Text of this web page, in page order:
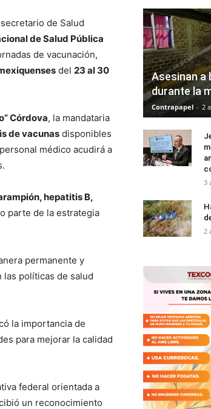
de Salud
de Salud Pública
de vacunación,
del 23 al 30
Córdova, la mandataria
de vacunas disponibles
médico acudirá a
hepatitis B,
parte de la estrategia
permanente y
políticas de salud
la importancia de
para mejorar la calidad
federal orientada a
un reconocimiento
Asesinan a
durante la
Contrapapel - 2
3
2